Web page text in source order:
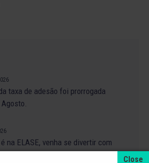
taxa de adesão foi prorrogada
na ELASE, venha se divertir com